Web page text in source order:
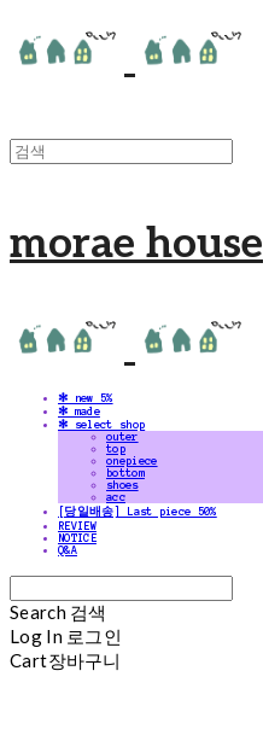
morae house
✻ new 5%
✻ made
✻ select shop
outer
top
onepiece
bottom
shoes
acc
[당일배송] Last piece 50%
REVIEW
NOTICE
Q&A
Search 검색
Log In 로그인
Cart장바구니